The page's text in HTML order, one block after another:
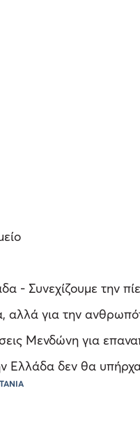
- Συνεχίζουμε την
αλλά για την
Μενδώνη για
Ελλάδα δεν θα